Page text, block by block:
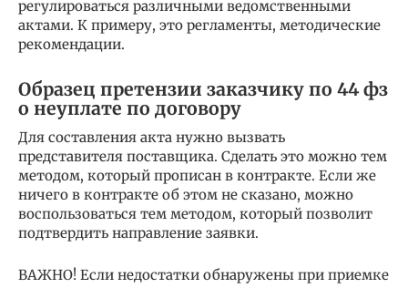
регулироваться различными ведомственными
актами. К примеру, это регламенты, методические
рекомендации.
Образец претензии заказчику по 44 фз
о неуплате по договору
Для составления акта нужно вызвать
представителя поставщика. Сделать это можно тем
методом, который прописан в контракте. Если же
ничего в контракте об этом не сказано, можно
воспользоваться тем методом, который позволит
подтвердить направление заявки.
ВАЖНО! Если недостатки обнаружены при приемке